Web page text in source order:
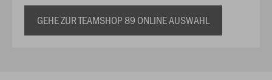
GEHE ZUR TEAMSHOP 89 ONLINE AUSWAHL